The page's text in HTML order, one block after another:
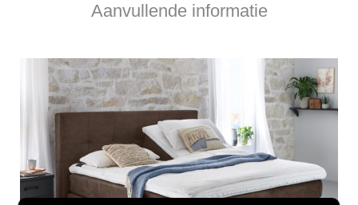
Aanvullende informatie